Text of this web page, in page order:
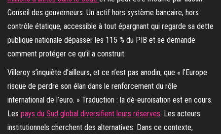
Conseil des gouverneurs. Un actif hors système bancaire, hors
contrôle étatique, accessible à tout épargnant qui regarde sa dette
publique nationale dépasser les 115 % du PIB et se demande
comment protéger ce qu’il a construit.
Villeroy s’inquiète d’ailleurs, et ce n’est pas anodin, que « l’Europe
risque de perdre son élan dans le renforcement du rôle
international de l’euro. » Traduction : la dé-euroisation est en cours.
Les pays du Sud global diversifient leurs réserves. Les acteurs
institutionnels cherchent des alternatives. Dans ce contexte,